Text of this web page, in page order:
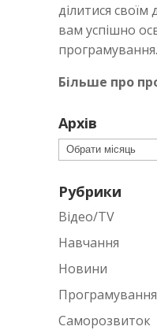
ділитися
вам успішно
програмування.
Більше про
Архів
Архів
Рубрики
Відео/TV
Навчання
Новини
Програмування
Саморозвиток